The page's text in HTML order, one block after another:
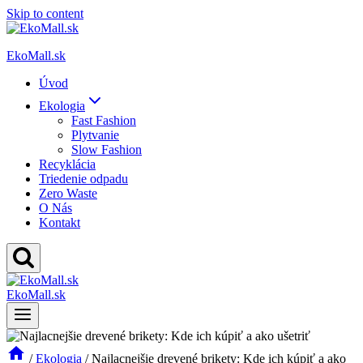
Skip to content
EkoMall.sk
Úvod
Ekologia
Fast Fashion
Plytvanie
Slow Fashion
Recyklácia
Triedenie odpadu
Zero Waste
O Nás
Kontakt
EkoMall.sk
/ Ekologia / Najlacnejšie drevené brikety: Kde ich kúpiť a ako